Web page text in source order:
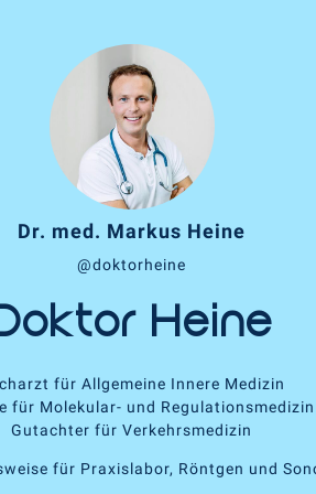
Dr. med. Markus Heine
@doktorheine
Heine
für Allgemeine Innere Medizin
für Molekular- und Regulationsmedizin
Gutachter für Verkehrsmedizin
für Praxislabor, Röntgen und